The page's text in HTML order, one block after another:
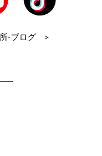
-ブログ ＞